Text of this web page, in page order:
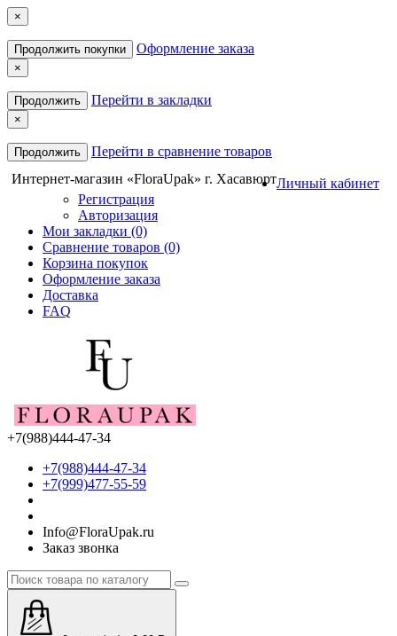
×
Продолжить покупки Оформление заказа
×
Продолжить Перейти в закладки
×
Продолжить
Перейти в сравнение товаров
Интернет-магазин «FloraUpak» г. ХасавюртЛичный кабинет
Регистрация
Авторизация
Мои закладки (0)
Сравнение товаров (0)
Корзина покупок
Оформление заказа
Доставка
FAQ
+7(988)444-47-34
+7(988)444-47-34
+7(999)477-55-59
Info@FloraUpak.ru
Заказ звонка